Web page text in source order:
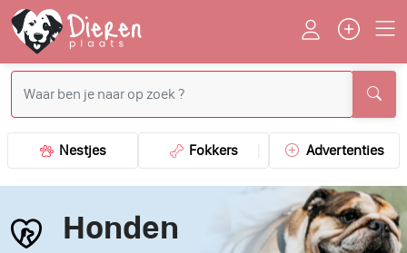
Nestjes Fokkers Advertenties
Honden